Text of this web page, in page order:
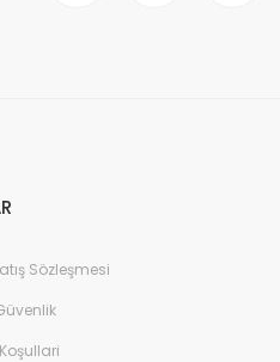
Sözleşmesi